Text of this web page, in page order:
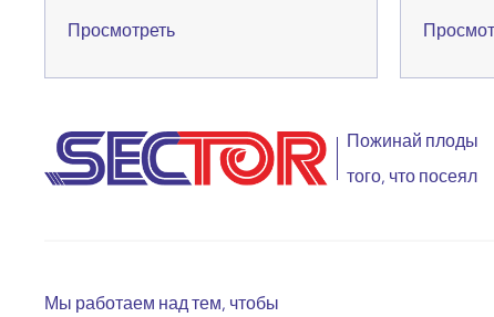
Просмотреть
Пожинай плоды
того, что посеял
Мы работаем над тем, чтобы